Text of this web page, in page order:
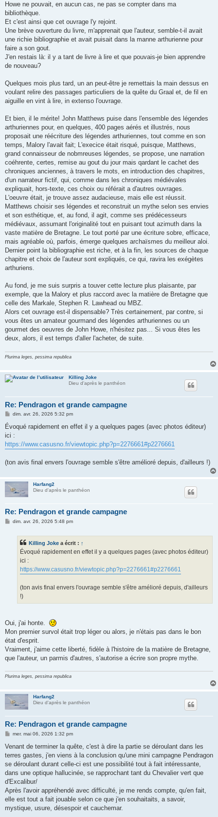
Howe ne pouvait, en aucun cas, ne pas se compter dans ma
bibliothèque.
Et c'est ainsi que cet ouvrage l'y rejoint.
Une brève ouverture du livre, m'apprenait que l'auteur, semble-t-il avait
une richie bibliographie et avait puisait dans la manne arthurienne pour
faire a son gout.
J'en restais là: il y a tant de livre à lire et que pouvais-je bien apprendre
de nouveau?
Quelques mois plus tard, un an peut-être je remettais la main dessus en
voulant relire des passages particuliers de la quête du Graal et, de fil en
aiguille en vint à lire, in extenso l'ouvrage.
Et bien, il le mérite! John Matthews puise dans l'ensemble des légendes
arthuriennes pour, en quelques, 400 pages aérés et illustrés, nous
proposait une réécriture des légendes arthuriennes, tout comme en son
temps, Malory l'avait fait; L'execice était risqué, puisque, Matthews,
grand connaisseur de nobmreuses légendes, se propose, une narration
coéhrente, certes, remise au gout du jour mais qardant le cachet des
chroniques anciennes, à travers le mots, en introduction des chapitres,
d'un narrateur fictif, qui, comme dans les chroniques médiévales
expliquait, hors-texte, ces choix ou référait a d'autres ouvrages.
L'oeuvre était, je trouve assez audacieuse, mais elle est réussit.
Matthews choisir ses légendes et reconstruit un mythe selon ses envies
et son esthétique, et, au fond, il agit, comme ses prédécesseurs
médiévaux, assumant l'originalité tout en puisant tout azimuth dans la
vaste matière de Bretagne. Le tout porté par une écriture sobre, efficace,
mais agréable où, parfois, émerge quelques archaïsmes du meilleur aloi.
Dernier point la bibliographie est riche, et à la fin, les sources de chaque
chapitre et choix de l'auteur sont expliqués, ce qui, ravira les exégètes
arthuriens.
Au fond, je me suis surpris a touver cette lecture plus plaisante, par
exemple, que la Malory et plus raccord avec la matière de Bretagne que
celle des Markale, Stephen R. Lawhead ou MBZ.
Alors cet ouvrage est-il dispensable? Très certainement, par contre, si
vous êtes un amateur gourmand des légendes arthuriennes ou un
gourmet des oeuvres de John Howe, n'hésitez pas... Si vous êtes les
deux, alors, il est temps d'aller l'acheter, de suite.
Plurima leges, pessima republica
Killing Joke
Dieu d'après le panthéon
Re: Pendragon et grande campagne
M
s
a
g
e
dim. avr. 26, 2026 5:32 pm
Évoqué rapidement en effet il y a quelques pages (avec photos éditeur)
ici :
https://www.casusno.fr/viewtopic.php?p=2276661#p2276661
(ton avis final envers l'ouvrage semble s'être amélioré depuis, d'ailleurs !)
Harfang2
Dieu d'après le panthéon
Re: Pendragon et grande campagne
Mdim. avr. 26, 2026 5:48 pm
Killing Joke a écrit : ↑
Évoqué rapidement en effet il y a quelques pages (avec photos éditeur)
ici :
https://www.casusno.fr/viewtopic.php?p=2276661#p2276661
(ton avis final envers l'ouvrage semble s'être amélioré depuis, d'ailleurs
!)
Oui, j'ai honte.
Mon premier survol était trop léger ou alors, je n'étais pas dans le bon
état d'esprit.
Vraiment, j'aime cette liberté, fidèle à l'histoire de la matière de Bretagne,
que l'auteur, un parmis d'autres, s'autorise a écrire son propre mythe.
Plurima leges, pessima republica
Harfang2
Dieu d'après le panthéon
Re: Pendragon et grande campagne
M
s
a
g
mer. mai 06, 2026 1:32 pm
Venant de terminer la quête, c'est à dire la partie se déroulant dans les
terres gastes, j'en viens à la conclusion qu'une mini campagne Pendragon
se déroulant durant celle-ci est une possibilité tout à fait intéressante,
dans une optique hallucinée, se rapprochant tant du Chevalier vert que
d'Excalibur/
Après l'avoir appréhendé avec difficulté, je me rends compte, qu'en fait,
elle est tout a fait jouable selon ce que j'en souhaitaits, a savoir,
mystique, usure, désespoir et cauchemar.